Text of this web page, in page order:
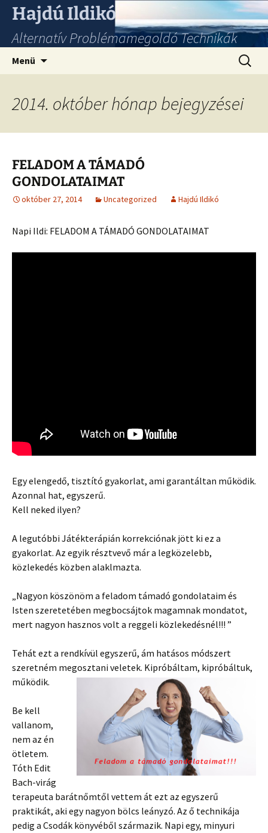
Hajdú Ildikó
Alternatív Problémamegoldó Technikák
Menü
2014. október hónap bejegyzései
FELADOM A TÁMADÓ
GONDOLATAIMAT
október 27, 2014 Uncategorized Hajdú Ildikó
Napi Ildi: FELADOM A TÁMADÓ GONDOLATAIMAT
Egy elengedő, tisztító gyakorlat, ami garantáltan működik.
Azonnal hat, egyszerű.
Kell neked ilyen?
A legutóbbi Játékterápián korrekciónak jött ki ez a
gyakorlat. Az egyik résztvevő már a legközelebb,
közlekedés közben alaklmazta.
„Nagyon köszönöm a feladom támadó gondolataim és
Isten szeretetében megbocsájtok magamnak mondatot,
mert nagyon hasznos volt a reggeli közlekedésnél!!! ”
Tehát ezt a rendkívül egyszerű, ám hatásos módszert
szeretném megosztani veletek. Kipróbáltam, kipróbáltuk,
működik.
Be kell
vallanom,
nem az én
ötletem.
Tóth Edit
Bach-virág
terapeuta barátnőmtől vettem át ezt az egyszerű
praktikát, aki egy nagyon bölcs leányzó. Az ő technikája
pedig a Csodák könyvéből származik. Napi egy, minyuri